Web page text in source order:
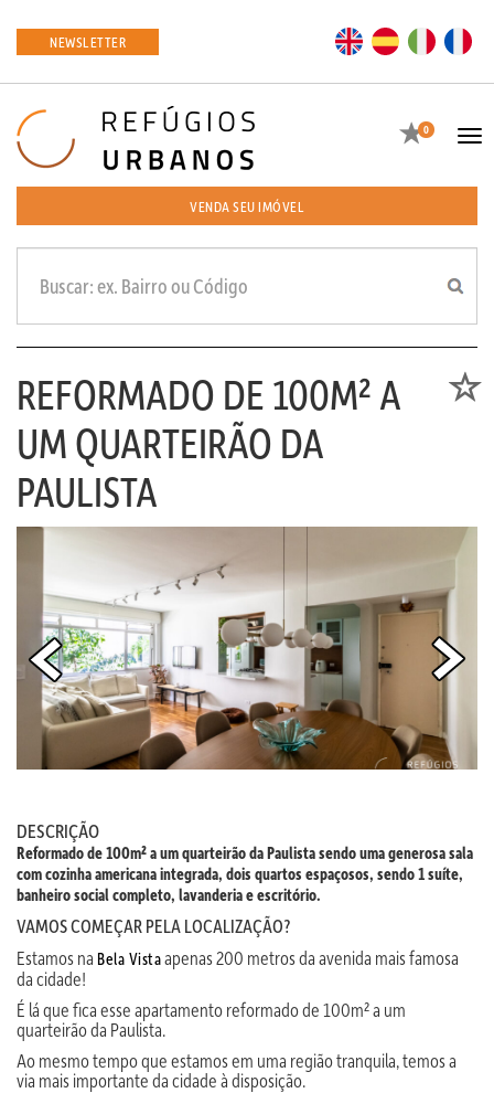
NEWSLETTER EN ES
Favoritos
0
VENDA SEU IMÓVEL
REFORMADO DE 100M² A
UM QUARTEIRÃO DA
PAULISTA
DESCRIÇÃO
Reformado de 100m² a um quarteirão da Paulista sendo uma generosa sala
com cozinha americana integrada, dois quartos espaçosos, sendo 1 suíte,
banheiro social completo, lavanderia e escritório.
VAMOS COMEÇAR PELA LOCALIZAÇÃO?
Estamos na Bela Vistaapenas 200 metros da avenida mais famosa
da cidade!
É lá que fica esse apartamento reformado de 100m² a um
quarteirão da Paulista.
Ao mesmo tempo que estamos em uma região tranquila, temos a
via mais importante da cidade à disposição.